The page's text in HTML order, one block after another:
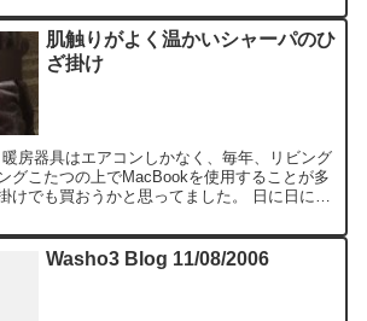
肌触りがよく温かいシャーパのひ
ざ掛け
房器具はエアコンしかなく、毎年、リビング
グこたつの上でMacBookを使用することが多
けでも買おうかと思ってました。 日に日に寒
Washo3 Blog 11/08/2006